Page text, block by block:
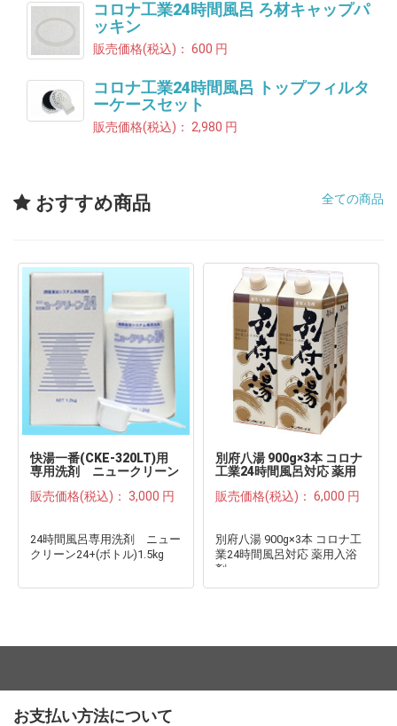
コロナ工業24時間風呂 ろ材キャップパ
ッキン
販売価格(税込)： 600 円
コロナ工業24時間風呂 トップフィルタ
ーケースセット
販売価格(税込)： 2,980 円
おすすめ商品 全ての商品
快湯一番(CKE-320LT)用
専用洗剤 ニュークリーン
販売価格(税込)： 3,000 円
24時間風呂専用洗剤 ニュー
クリーン24+(ボトル)1.5kg
別府八湯 900g×3本 コロナ
工業24時間風呂対応 薬用
販売価格(税込)： 6,000 円
別府八湯 900g×3本 コロナ工
業24時間風呂対応 薬用入浴
剤
お支払い方法について